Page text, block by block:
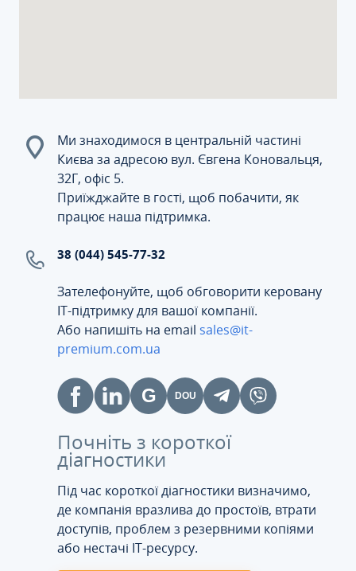
Ми знаходимося в центральній частині
Києва за адресою вул. Євгена Коновальця,
32Г, офіс 5.
Приїжджайте в гості, щоб побачити, як
працює наша підтримка.
38 (044) 545-77-32
Зателефонуйте, щоб обговорити керовану
ІТ-підтримку для вашої компанії.
Або напишіть на email sales@it-
premium.com.ua
Почніть з короткої
діагностики
Під час короткої діагностики визначимо,
де компанія вразлива до простоїв, втрати
доступів, проблем з резервними копіями
або нестачі IT-ресурсу.